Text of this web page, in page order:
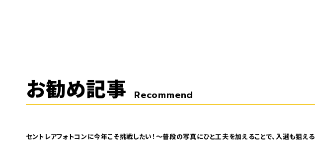
お勧め記事 Recommend
セントレアフォトコンに今年こそ挑戦したい！～普段の写真にひと工夫を加えることで、入選も狙える